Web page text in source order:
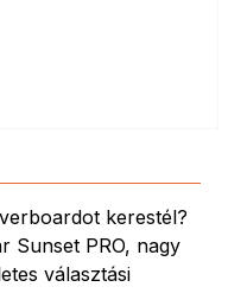
kerestél?
Sunset PRO, nagy
választási